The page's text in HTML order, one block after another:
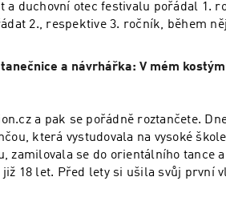
a duchovní otec festivalu pořádal 1.
2., respektive 3. ročník, během
soutěžící používají? Je povolené
soutěže? Nejen na tyto otázky
a návrhářka: V mém
a pak se pořádně roztančete.
která vystudovala na vysoké škole
zamilovala se do orientálního tance
18 let. Před lety si ušila svůj první